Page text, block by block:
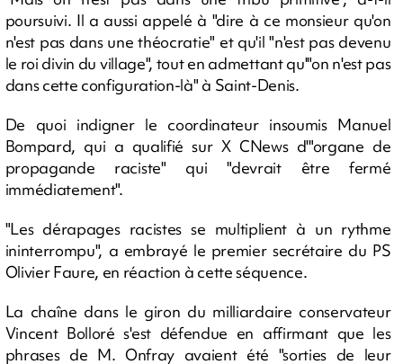
poursuivi. Il a aussi appelé à "dire à ce monsieur qu'on
n'est pas dans une théocratie" et qu'il "n'est pas devenu
le roi divin du village", tout en admettant qu'"on n'est pas
dans cette configuration-là" à Saint-Denis.
De quoi indigner le coordinateur insoumis Manuel
Bompard, qui a qualifié sur X CNews d'"organe de
propagande raciste" qui "devrait être fermé
immédiatement".
"Les dérapages racistes se multiplient à un rythme
ininterrompu", a embrayé le premier secrétaire du PS
Olivier Faure, en réaction à cette séquence.
La chaîne dans le giron du milliardaire conservateur
Vincent Bolloré s'est défendue en affirmant que les
phrases de M. Onfray avaient été "sorties de leur